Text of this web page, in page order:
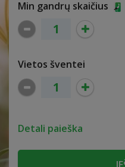
Min gandrų skaičius
Vietos šventei
Detali paieška